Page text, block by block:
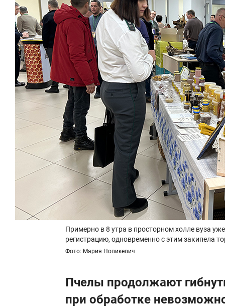
Примерно в 8 утра в просторном холле вуза
регистрацию, одновременно с этим закипела
Фото: Мария Новикевич
Пчелы продолжают
при обработке